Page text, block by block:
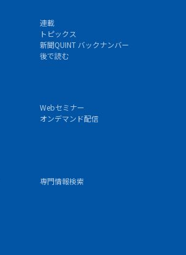
連載
トピックス
新聞QUINT バックナンバー
後で読む
Webセミナー
オンデマンド配信
専門情報検索